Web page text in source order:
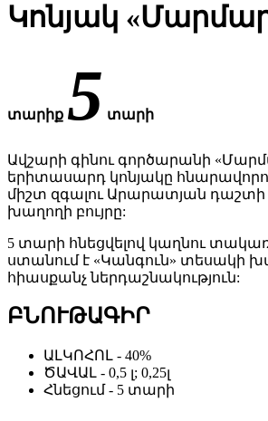
Կոնյակ
տարիք 5 տարի
Ավշարի գինու գործարանի
երիտասարդ կոնյակը
միշտ զգալու Արարատյան
խաղողի բույրը:
5 տարի հնեցվելով կաղնու
ստանում է «Կանգուն» տեսակի
հիասքանչ ներդաշնակություն:
ԲՆՈՒԹԱԳԻՐ
ԱԼԿՈՀՈԼ - 40%
ԾԱՎԱԼ - 0,5 լ; 0,25լ
Հնեցում - 5 տարի